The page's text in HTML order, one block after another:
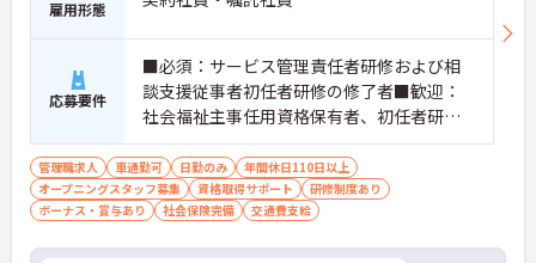
雇用形態
応募要件
■必須：サービス管理責任者研修および相
談支援従事者初任者研修の修了者■歓迎：
社会福祉主事任用資格保有者、初任者研修
（旧ヘルパー2級）、サービス管理責任者の
業務経験
管理職求人 車通勤可 日勤のみ
年間休日110日以上
オープニングスタッフ募集
資格取得サポート
研修制度あり
ボーナス・賞与あり
社会保険完備 交通費支給